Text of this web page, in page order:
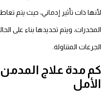
لأنها ذات تأثير إدماني، حيث يتم
المخدرات، ويتم تحديدها بناء على
الجرعات المتناولة.
كم مدة علاج
الأمل